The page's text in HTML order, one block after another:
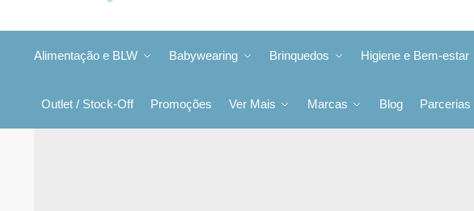
Alimentação e BLW Babywearing Brinquedos Higiene e Bem-estar
Outlet / Stock-Off Promoções Ver Mais Marcas Blog Parcerias